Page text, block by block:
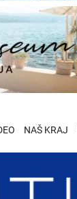
NAŠ KRAJ